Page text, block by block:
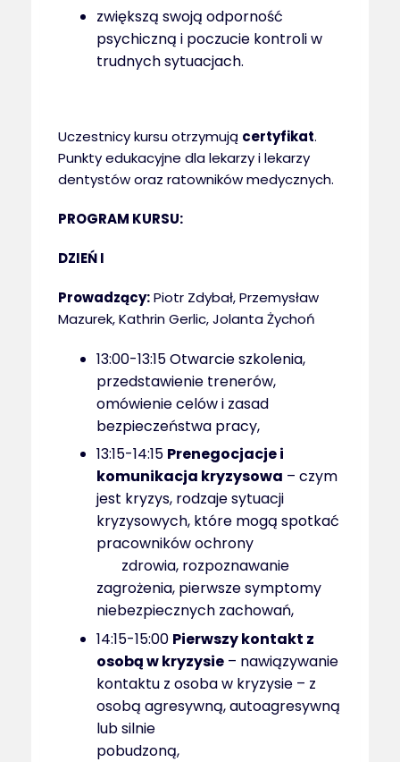
zwiększą swoją odporność
psychiczną i poczucie kontroli w
trudnych sytuacjach.
Uczestnicy kursu otrzymują certyfikat.
Punkty edukacyjne dla lekarzy i lekarzy
dentystów oraz ratowników medycznych.
PROGRAM KURSU:
DZIEŃ I
Prowadzący:Piotr Zdybał, Przemysław
Mazurek, Kathrin Gerlic, Jolanta Żychoń
13:00-13:15 Otwarcie szkolenia,
przedstawienie trenerów,
omówienie celów i zasad
bezpieczeństwa pracy,
13:15-14:15 Prenegocjacje i
komunikacja kryzysowa – czym
jest kryzys, rodzaje sytuacji
kryzysowych, które mogą spotkać
pracowników ochrony
zdrowia, rozpoznawanie
zagrożenia, pierwsze symptomy
niebezpiecznych zachowań,
14:15-15:00 Pierwszy kontakt z
osobą w kryzysie – nawiązywanie
kontaktu z osoba w kryzysie – z
osobą agresywną, autoagresywną
lub silnie
pobudzoną,